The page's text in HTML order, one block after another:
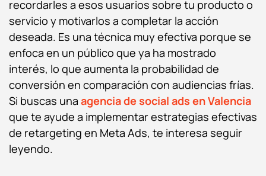
recordarles a esos usuarios sobre tu producto o
servicio y motivarlos a completar la acción
deseada. Es una técnica muy efectiva porque se
enfoca en un público que ya ha mostrado
interés, lo que aumenta la probabilidad de
conversión en comparación con audiencias frías.
Si buscas una agencia de social ads en Valencia
que te ayude a implementar estrategias efectivas
de retargeting en Meta Ads, te interesa seguir
leyendo.